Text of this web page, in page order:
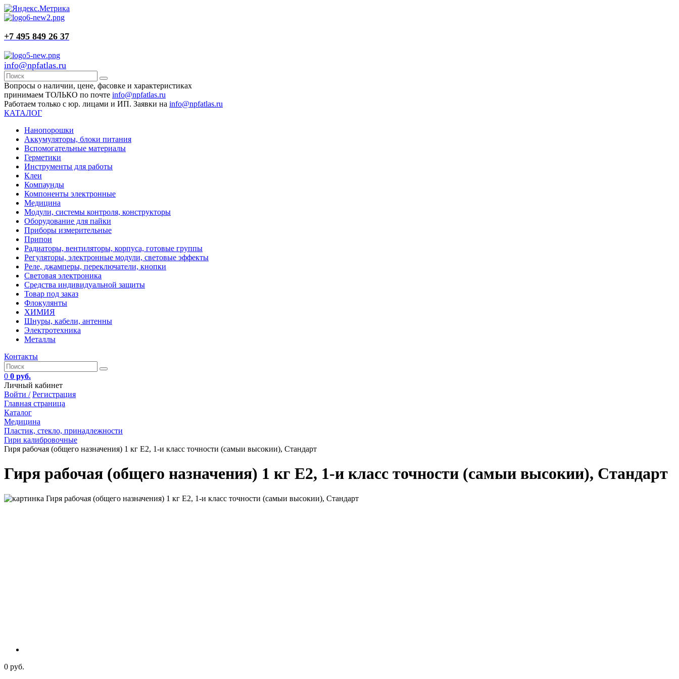
+7 495 849 26 37
info@npfatlas.ru
Вопросы о наличии, цене, фасовке и характеристиках
принимаем ТОЛЬКО по почте info@npfatlas.ru
Работаем только с юр. лицами и ИП. Заявки на info@npfatlas.ru
КАТАЛОГ
Нанопорошки
Аккумуляторы, блоки питания
Вспомогательные материалы
Герметики
Инструменты для работы
Клеи
Компаунды
Компоненты электронные
Медицина
Модули, системы контроля, конструкторы
Оборудование для пайки
Приборы измерительные
Припои
Радиаторы, вентиляторы, корпуса, готовые группы
Регуляторы, электронные модули, световые эффекты
Реле, джамперы, переключатели, кнопки
Световая электроника
Средства индивидуальной защиты
Товар под заказ
Флокулянты
ХИМИЯ
Шнуры, кабели, антенны
Электротехника
Металлы
Контакты
0 0 руб.
Личный кабинет
Войти / Регистрация
Главная страница
Каталог
Медицина
Пластик, стекло, принадлежности
Гири калибровочные
Гиря рабочая (общего назначения) 1 кг E2, 1-и класс точности (самыи высокии), Стандарт
Гиря рабочая (общего назначения) 1 кг E2, 1-и класс точности (самыи высокии), Стандарт
0 руб.